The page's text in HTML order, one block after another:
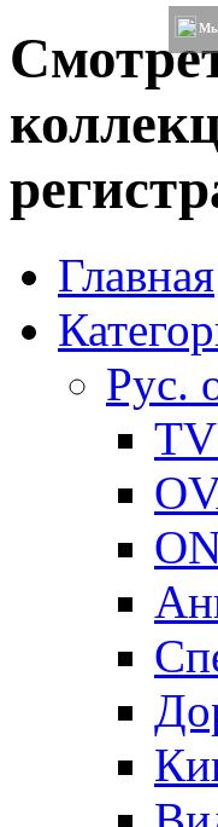
Мы
Главная
Рус.